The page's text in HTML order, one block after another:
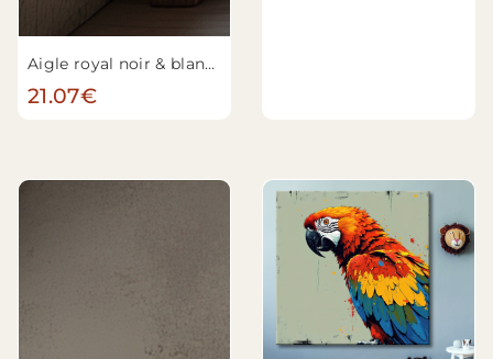
Aigle royal noir & blanc n°3
21.07€